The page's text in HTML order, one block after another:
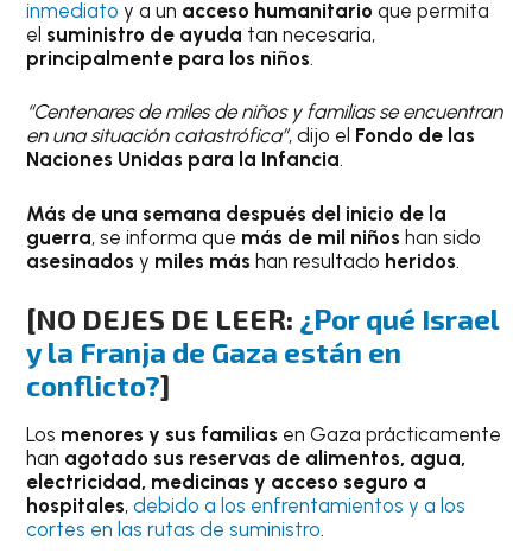
inmediato y a un acceso humanitario que permita
el suministro de ayuda tan necesaria,
principalmente para los niños.
“Centenares de miles de niños y familias se encuentran
en una situación catastrófica”, dijo el Fondo de las
Naciones Unidas para la Infancia.
Más de una semana después del inicio de la
guerra, se informa que más de mil niños han sido
asesinadosy miles máshan resultado heridos.
[NO DEJES DE LEER: ¿Por qué Israel
y la Franja de Gaza están en
conflicto?]
Los menores y sus familias en Gaza prácticamente
han agotado sus reservas de alimentos, agua,
electricidad, medicinas y acceso seguro a
hospitales,debido a los enfrentamientos y a los
cortes en las rutas de suministro.